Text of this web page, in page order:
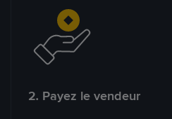
2. Payez le vendeur